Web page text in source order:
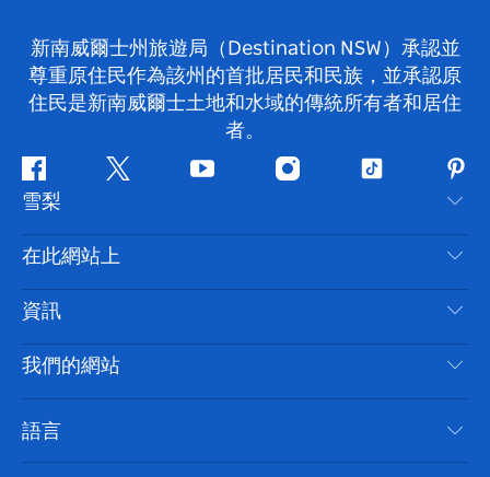
新南威爾士州旅遊局（Destination NSW）承認並
尊重原住民作為該州的首批居民和民族，並承認原
住民是新南威爾士土地和水域的傳統所有者和居住
者。
Facebook嘰
喳
喳
Youtube Instagram抖
雪梨
聯絡我們
免責聲明
隱私
Cookie 通知
在此網站上
目的地
要做的事情
新南威爾士州公路旅行
活動
住宿
資訊
旅行資訊
無障礙雪梨
列出您的業務
我們的網站
語言